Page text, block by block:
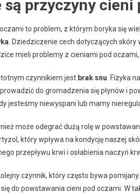
są przyczyny cieni
to problem, z którym boryka się
. Dziedziczenie cech dotyczących
mieli problemy z cieniami pod
czynnikiem jest brak snu . Fizyka
do gromadzenia się płynów i
jesteśmy niewyspani lub mamy
może odegrać dużą rolę w
który wpływa na kondycję naszej
przepływu krwi i osłabienia naczyń
czynnik, który często bywa
do powstawania cieni pod oczami. W